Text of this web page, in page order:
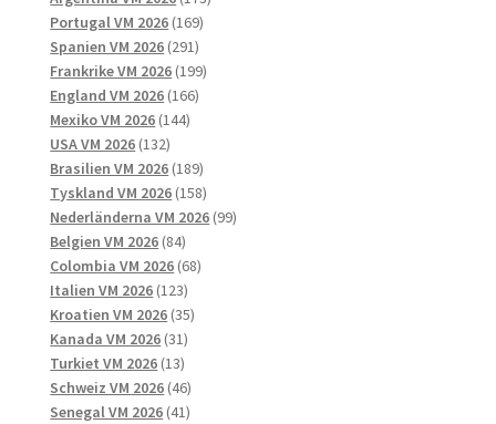
Portugal VM 2026 169169
Spanien VM 2026 291291
produkter
Frankrike VM 2026 199199
England VM 2026 166166
Mexiko VM 2026 144144
USA VM 2026 132132
produkter
Brasilien VM 2026 189189
produkter
Tyskland VM 2026 158158
produkter
Nederländerna VM 2026 9999
Belgien VM 2026 8484
produkter
Colombia VM 2026 6868
Italien VM 2026 123123
produkter
Kroatien VM 2026 3535
Kanada VM 2026 3131
produkter
Turkiet VM 2026 1313
produkter
Schweiz VM 2026 4646
produkter
Senegal VM 2026 4141